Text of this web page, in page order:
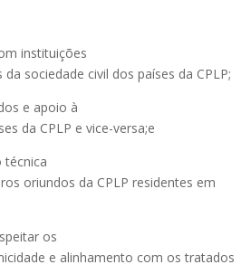
instituições
sociedade civil dos países da CPLP;
e apoio à
da CPLP e vice-versa;e
técnica
oriundos da CPLP residentes em
os
e alinhamento com os tratados